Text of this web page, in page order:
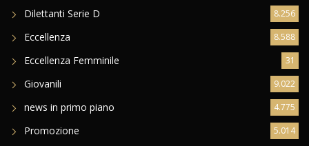
Dilettanti Serie D 8.256
Eccellenza 8.588
Eccellenza Femminile 31
Giovanili 9.022
news in primo piano 4.775
Promozione 5.014